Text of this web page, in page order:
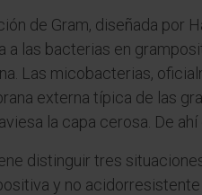
de Gram, diseñada por
a las bacterias en
Las micobacterias,
externa típica de las
la capa cerosa. De
distinguir tres
y no